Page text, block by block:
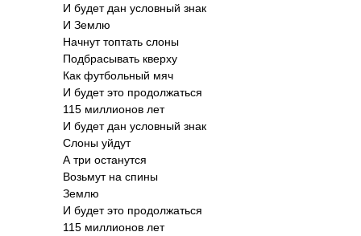
И будет дан усло­вный знак
И Землю
Начнут топтать слоны
Подб­расы­вать кверху
Как футб­ольный мяч
И будет это прод­олжа­ться
115 милл­ионов лет
И будет дан усло­вный знак
Слоны уйдут
А три оста­нутся
Возьмут на спины
Землю
И будет это прод­олжа­ться
115 милл­ионов лет